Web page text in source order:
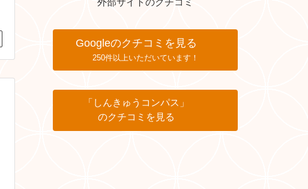
Googleのクチコミを見る
250件以上いただいています！
「しんきゅうコンパス」
のクチコミを見る